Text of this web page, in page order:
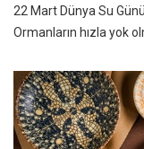
22 Mart Dünya Su
Ormanların hızla yok